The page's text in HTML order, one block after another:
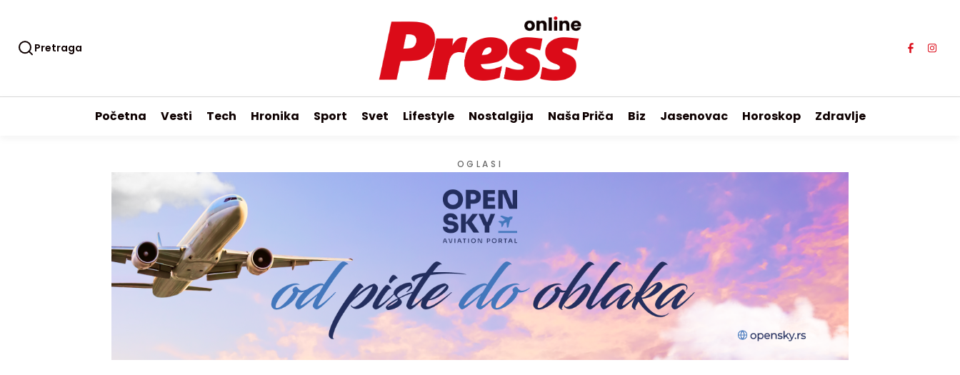
Pretraga
Početna Vesti Tech Hronika Sport Svet Lifestyle Nostalgija Naša Priča Biz Jasenovac Horoskop Zdravlje
OGLASI